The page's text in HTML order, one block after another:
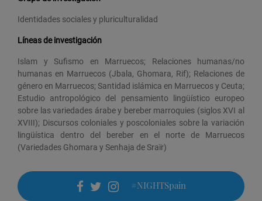
Identidades sociales y pluriculturalidad
Líneas de investigación
Islam y Sufismo en Marruecos; Relaciones humanas/no
humanas en Marruecos (Jbala, Ghomara, Rif); Relaciones de
género en Marruecos; Santidad islámica en Marruecos y Ceuta;
Estudio antropológico del pensamiento lingüístico europeo
sobre las variedades árabe y bereber marroquies (siglos XVI al
XVIII); Discursos coloniales y poscoloniales sobre la variación
lingüística dentro del bereber en el norte de Marruecos
(Variedades Ghomara y Senhaja de Sraïr)
#NIGHTSpain